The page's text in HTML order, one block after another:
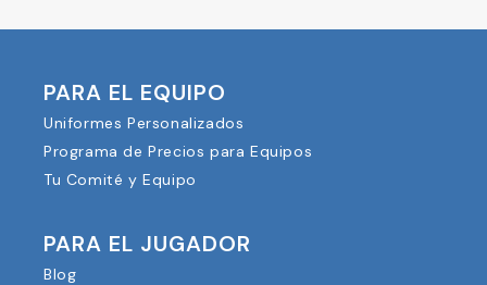
PARA EL EQUIPO
Uniformes Personalizados
Programa de Precios para Equipos
Tu Comité y Equipo
PARA EL JUGADOR
Blog